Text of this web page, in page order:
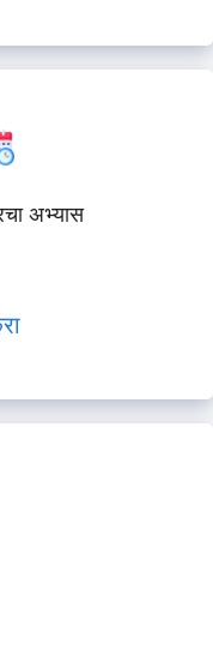
अभ्यास